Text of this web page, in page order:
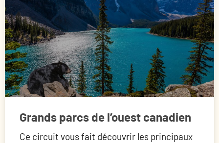
Grands parcs de l’ouest canadien
Ce circuit vous fait découvrir les principaux